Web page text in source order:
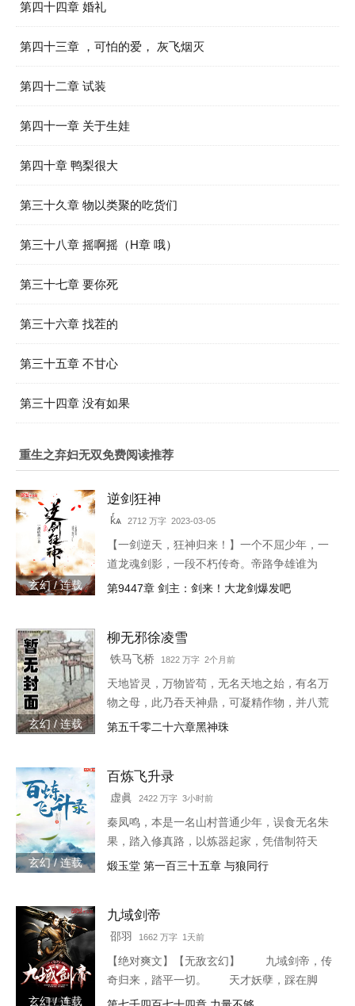
第四十四章 婚礼
第四十三章 ，可怕的爱， 灰飞烟灭
第四十二章 试装
第四十一章 关于生娃
第四十章 鸭梨很大
第三十久章 物以类聚的吃货们
第三十八章 摇啊摇（H章 哦）
第三十七章 要你死
第三十六章 找茬的
第三十五章 不甘心
第三十四章 没有如果
重生之弃妇无双免费阅读推荐
玄幻 / 连载
逆剑狂神
kͬѧ 2712 万字 2023-03-05
【一剑逆天，狂神归来！】一个不屈少年，一
道龙魂剑影，一段不朽传奇。帝路争雄谁为
峰，唯我林轩傲苍生！3w471-25091
第9447章 剑主：剑来！大龙剑爆发吧
玄幻 / 连载
柳无邪徐凌雪
铁马飞桥 1822 万字 2个月前
天地皆灵，万物皆苟，无名天地之始，有名万
物之母，此乃吞天神鼎，可凝精作物，并八荒
之心。得此鼎，吞四海，容八荒……一代邪
第五千零二十六章黑神珠
玄幻 / 连载
百炼飞升录
虚眞 2422 万字 3小时前
秦凤鸣，本是一名山村普通少年，误食无名朱
果，踏入修真路，以炼器起家，凭借制符天
赋，只身闯荡荆棘密布的修仙界，本一切都顺
煅玉堂 第一百三十五章 与狼同行
玄幻 / 连载
九域剑帝
邵羽 1662 万字 1天前
【绝对爽文】【无敌玄幻】 九域剑帝，传
奇归来，踏平一切。 天才妖孽，踩在脚
下，强者大能，挥手灭杀。 人不犯我，我